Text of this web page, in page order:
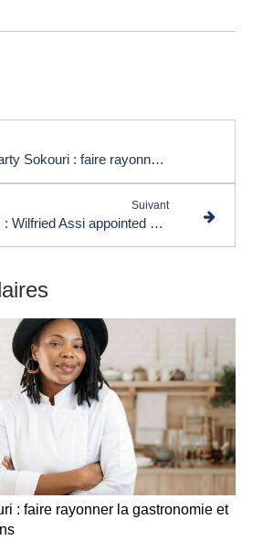
Sonia Marty Sokouri : faire rayonner la gastronomie et les produits africains
Suivant
iCapital Ventures : Wilfried Assi appointed Business Unit Director Liorcard Titanium
: faire rayonner la gastronomie et